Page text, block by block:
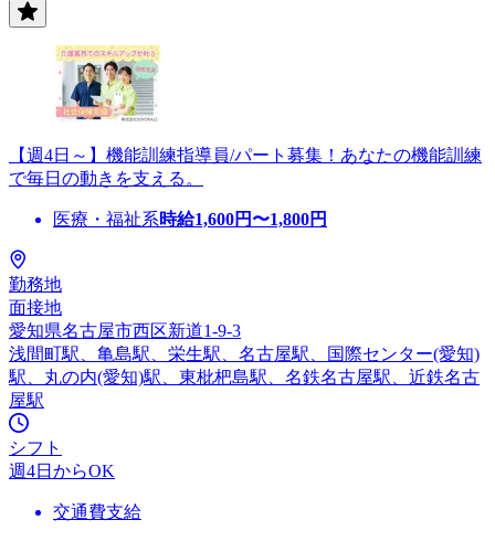
【週4日～】機能訓練指導員/パート募集！あなたの機能訓練
で毎日の動きを支える。
医療・福祉系時給1,600円〜1,800円
勤務地
面接地
愛知県名古屋市西区新道1-9-3
浅間町駅、亀島駅、栄生駅、名古屋駅、国際センター(愛知)
駅、丸の内(愛知)駅、東枇杷島駅、名鉄名古屋駅、近鉄名古
屋駅
シフト
週4日からOK
交通費支給